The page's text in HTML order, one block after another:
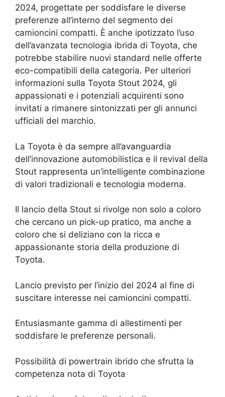
2024, progettate per soddisfare le diverse
preferenze all’interno del segmento dei
camioncini compatti. È anche ipotizzato l’uso
dell’avanzata tecnologia ibrida di Toyota, che
potrebbe stabilire nuovi standard nelle offerte
eco-compatibili della categoria. Per ulteriori
informazioni sulla Toyota Stout 2024, gli
appassionati e i potenziali acquirenti sono
invitati a rimanere sintonizzati per gli annunci
ufficiali del marchio.
La Toyota è da sempre all’avanguardia
dell’innovazione automobilistica e il revival della
Stout rappresenta un’intelligente combinazione
di valori tradizionali e tecnologia moderna.
Il lancio della Stout si rivolge non solo a coloro
che cercano un pick-up pratico, ma anche a
coloro che si deliziano con la ricca e
appassionante storia della produzione di
Toyota.
Lancio previsto per l’inizio del 2024 al fine di
suscitare interesse nei camioncini compatti.
Entusiasmante gamma di allestimenti per
soddisfare le preferenze personali.
Possibilità di powertrain ibrido che sfrutta la
competenza nota di Toyota